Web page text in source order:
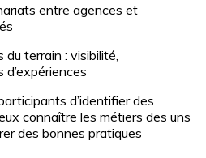
entre agences et
terrain : visibilité,
d’expériences
d’identifier des
connaître les métiers des uns
des bonnes pratiques